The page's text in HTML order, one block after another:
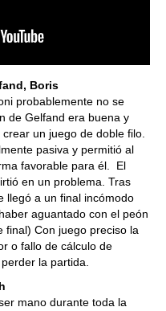
Boris
probablemente no se
de Gelfand era buena y
un juego de doble filo.
pasiva y permitió al
favorable para él. El
en un problema. Tras
llegó a un final incómodo
aguantado con el peón
final) Con juego preciso la
o fallo de cálculo de
la partida.
mano durante toda la